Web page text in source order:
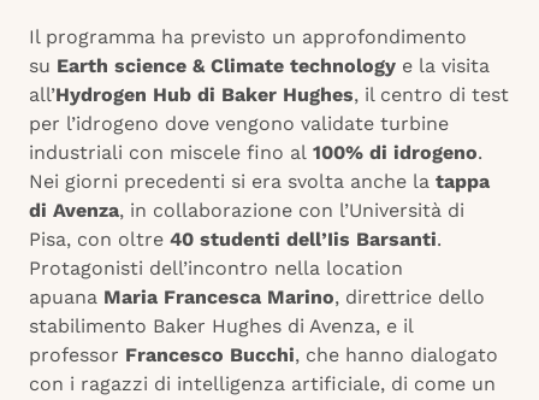
Il programma ha previsto un approfondimento
su Earth science & Climate technology e la visita
all’Hydrogen Hub di Baker Hughes, il centro di test
per l’idrogeno dove vengono validate turbine
industriali con miscele fino al 100% di idrogeno.
Nei giorni precedenti si era svolta anche la tappa
di Avenza, in collaborazione con l’Università di
Pisa, con oltre 40 studenti dell’Iis Barsanti.
Protagonisti dell’incontro nella location
apuana Maria Francesca Marino, direttrice dello
stabilimento Baker Hughes di Avenza, e il
professor Francesco Bucchi, che hanno dialogato
con i ragazzi di intelligenza artificiale, di come un